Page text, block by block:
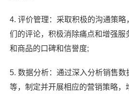
4. 评价管理：采取积极的沟通策
们的评论，积极消除痛点和增强服
和商品的口碑和信誉度;
5. 数据分析：通过深入分析销售
等，制定并开展相应的营销策略，